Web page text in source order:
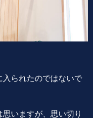
入られたのではないで
いますが、思い切り